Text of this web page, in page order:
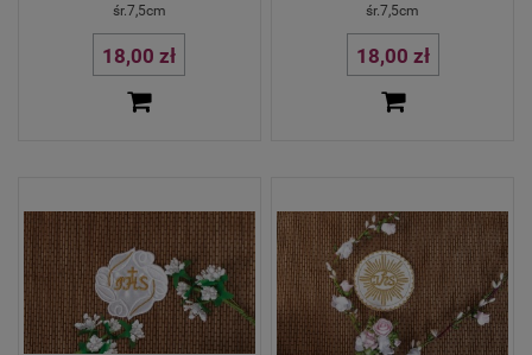
śr.7,5cm
18,00 zł
śr.7,5cm
18,00 zł